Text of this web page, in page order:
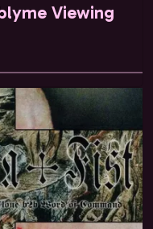
Viewing